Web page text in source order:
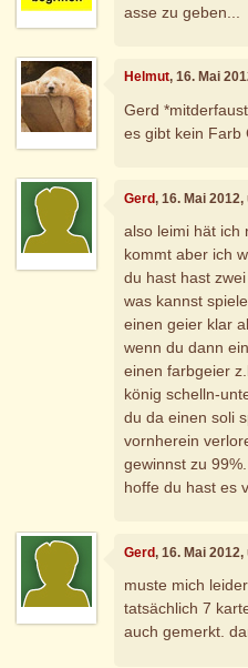
asse zu geben...
Helmut, 16. Mai
Gerd
es gibt kein Farb
Gerd, 16. Mai
also leimi hät ich
kommt aber ich
du hast hast
was kannst
einen geier klar
wenn du dann
einen farbgeier
könig schelln-
du da einen soli
vornherein
gewinnst zu 99%.
hoffe du hast es
Gerd, 16. Mai
muste mich
tatsächlich 7
auch gemerkt.